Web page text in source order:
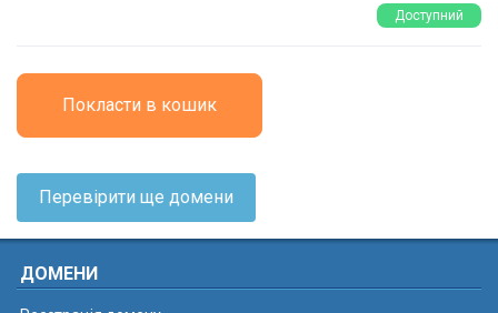
Доступний
Покласти в кошик
Перевірити ще домени
ДОМЕНИ